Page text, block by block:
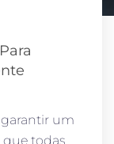
um
que todas